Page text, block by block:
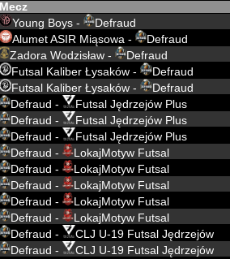
Mecz
Young Boys - Defraud
Alumet ASIR Miąsowa - Defraud
Zadora Wodzisław - Defraud
Futsal Kaliber Łysaków - Defraud
Futsal Kaliber Łysaków - Defraud
Defraud - Futsal Jędrzejów Plus
Defraud - Futsal Jędrzejów Plus
Defraud - Futsal Jędrzejów Plus
Defraud - LokajMotyw Futsal
Defraud - LokajMotyw Futsal
Defraud - LokajMotyw Futsal
Defraud - LokajMotyw Futsal
Defraud - LokajMotyw Futsal
Defraud - CLJ U-19 Futsal Jędrzejów
Defraud - CLJ U-19 Futsal Jędrzejów